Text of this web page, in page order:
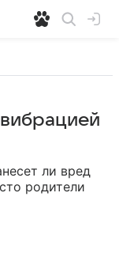
ли вред
родители